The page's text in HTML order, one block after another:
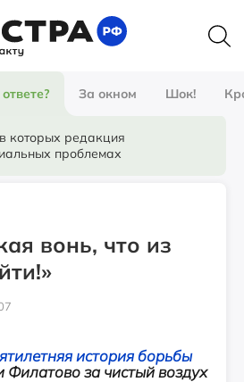
За окном Шок!
которых редакция
проблемах
вонь, что из
история борьбы
Филатово за чистый воздух